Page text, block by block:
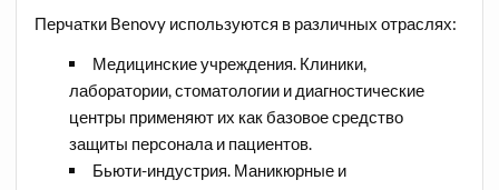
Перчатки Benovy используются в различных отраслях:
Медицинские учреждения. Клиники,
лаборатории, стоматологии и диагностические
центры применяют их как базовое средство
защиты персонала и пациентов.
Бьюти-индустрия. Маникюрные и